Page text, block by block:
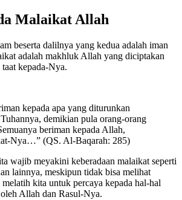
Malaikat Allah
beserta dalilnya yang kedua adalah iman
adalah makhluk Allah yang diciptakan
kepada-Nya.
kepada apa yang diturunkan
demikian pula orang-orang
beriman kepada Allah,
Nya…” (QS. Al-Baqarah: 285)
wajib meyakini keberadaan malaikat seperti
lainnya, meskipun tidak bisa melihat
kita untuk percaya kepada hal-hal
Allah dan Rasul-Nya.